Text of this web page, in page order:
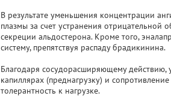
В результате уменьшения концентрации
плазмы за счет устранения
секреции альдостерона. Кроме того,
систему, препятствуя распаду брадикинина.
Благодаря сосудорасширяющему действию,
капиллярах (преднагрузку) и
толерантность к нагрузке.